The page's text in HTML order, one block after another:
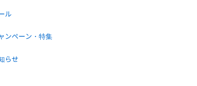
ル
ンペーン・特集
らせ